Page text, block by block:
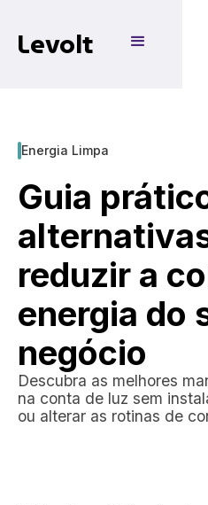
Levolt
Energia Limpa
Guia
reduzir a
energia do
negócio
Descubra as melhores
na conta de luz sem
ou alterar as rotinas de